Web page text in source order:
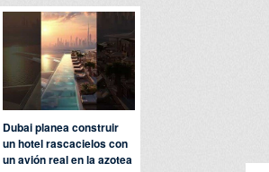
Dubai planea construir
un hotel rascacielos con
un avión real en la azotea